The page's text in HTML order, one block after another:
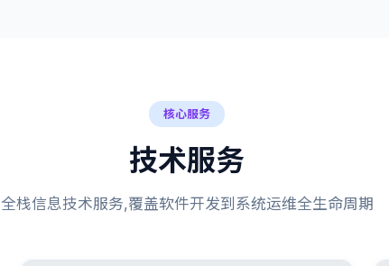
核心服务
技术服务
全栈信息技术服务,覆盖软件开发到系统运维全生命周期